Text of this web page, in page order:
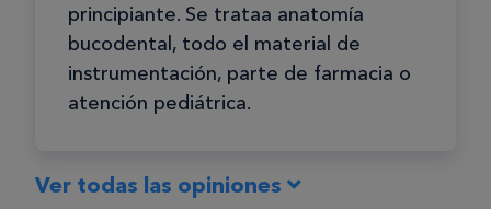
principiante. Se trataa anatomía
bucodental, todo el material de
instrumentación, parte de farmacia o
atención pediátrica.
Ver todas las opiniones